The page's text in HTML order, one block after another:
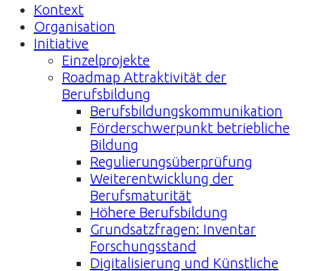
Kontext
Organisation
Initiative
Einzelprojekte
Roadmap Attraktivität der
Berufsbildung
Berufsbildungskommunikation
Förderschwerpunkt betriebliche
Bildung
Regulierungsüberprüfung
Weiterentwicklung der
Berufsmaturität
Höhere Berufsbildung
Grundsatzfragen: Inventar
Forschungsstand
Digitalisierung und Künstliche